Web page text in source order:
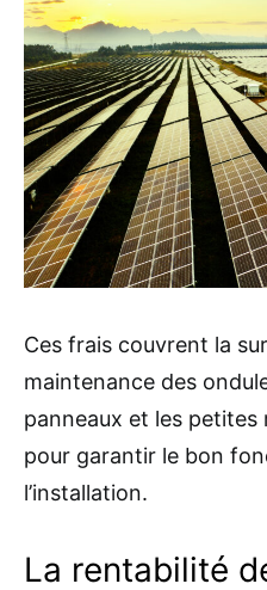
Ces frais couvrent la
maintenance des
panneaux et les petites
pour garantir le bon
l’installation.
La rentabilité